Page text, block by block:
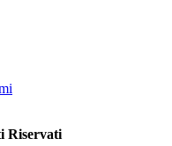
Riservati